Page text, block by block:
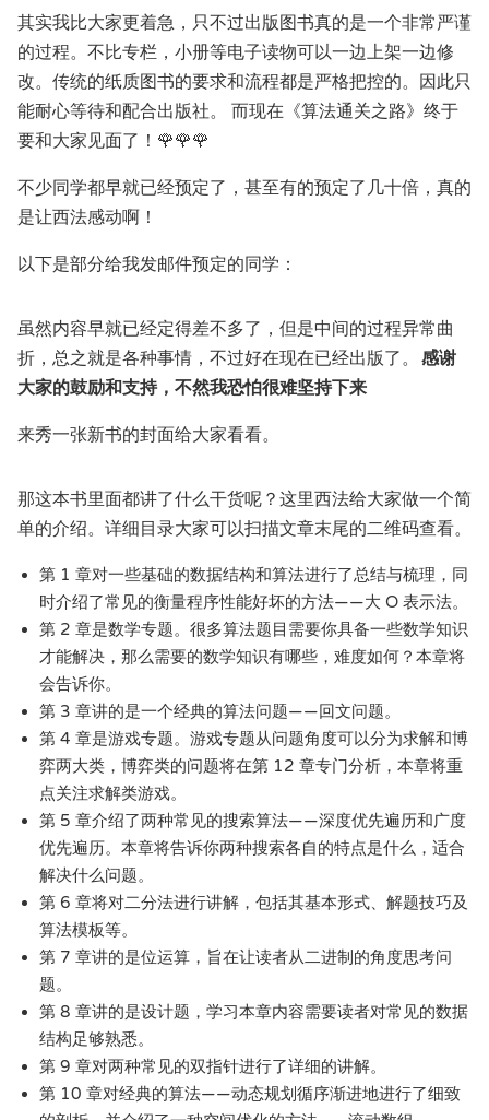
其实我比大家更着急，只不过出版图书真的是一个非常严谨
的过程。不比专栏，小册等电子读物可以一边上架一边修
改。传统的纸质图书的要求和流程都是严格把控的。因此只
能耐心等待和配合出版社。 而现在《算法通关之路》终于
要和大家见面了！🌹🌹🌹
不少同学都早就已经预定了，甚至有的预定了几十倍，真的
是让西法感动啊！
以下是部分给我发邮件预定的同学：
虽然内容早就已经定得差不多了，但是中间的过程异常曲
折，总之就是各种事情，不过好在现在已经出版了。 感谢
大家的鼓励和支持，不然我恐怕很难坚持下来
来秀一张新书的封面给大家看看。
那这本书里面都讲了什么干货呢？这里西法给大家做一个简
单的介绍。详细目录大家可以扫描文章末尾的二维码查看。
第 1 章对一些基础的数据结构和算法进行了总结与梳理，同
时介绍了常见的衡量程序性能好坏的方法——大 O 表示法。
第 2 章是数学专题。很多算法题目需要你具备一些数学知识
才能解决，那么需要的数学知识有哪些，难度如何？本章将
会告诉你。
第 3 章讲的是一个经典的算法问题——回文问题。
第 4 章是游戏专题。游戏专题从问题角度可以分为求解和博
弈两大类，博弈类的问题将在第 12 章专门分析，本章将重
点关注求解类游戏。
第 5 章介绍了两种常见的搜索算法——深度优先遍历和广度
优先遍历。本章将告诉你两种搜索各自的特点是什么，适合
解决什么问题。
第 6 章将对二分法进行讲解，包括其基本形式、解题技巧及
算法模板等。
第 7 章讲的是位运算，旨在让读者从二进制的角度思考问
题。
第 8 章讲的是设计题，学习本章内容需要读者对常见的数据
结构足够熟悉。
第 9 章对两种常见的双指针进行了详细的讲解。
第 10 章对经典的算法——动态规划循序渐进地进行了细致